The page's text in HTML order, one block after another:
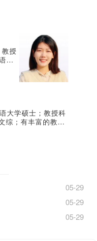
授
；
育
准
解
大学硕士；教授科
综；有丰富的教学
趋势、课程内容深
。 独特口语故事
。
05-29
05-29
05-29